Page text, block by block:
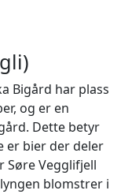
Bigård har plass
og er en
Dette betyr
er bier der deler
Søre Vegglifjell
blomstrer i